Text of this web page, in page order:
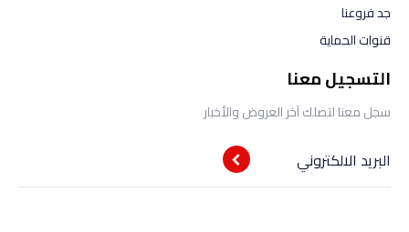
جد فروعنا
قنوات الحماية
التسجيل معنا
سجل معنا لتصلك آخر العروض والأخبار
البريد الالكتروني